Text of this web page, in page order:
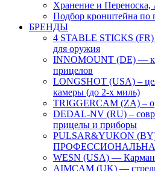
Хранение и Переноска,
Подбор кронштейна по
БРЕНДЫ
4 STABLE STICKS
для оружия
INNOMOUNT (DE) —
прицелов
LONGSHOT (USA) –
камеры (до 2-х миль)
TRIGGERCAM (ZA) –
DEDAL-NV (RU) –
прицелы и приборы
PULSAR&YUKON
WESN (USA) —
AIMCAM (UK) —